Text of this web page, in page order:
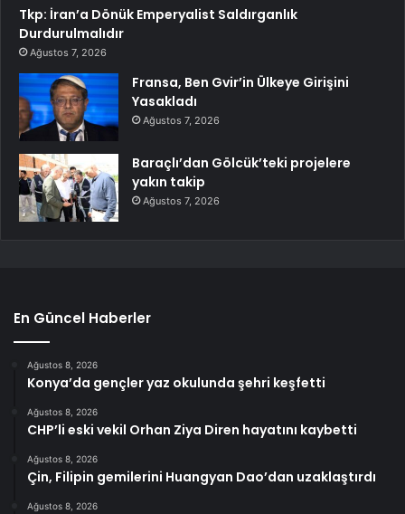
Tkp: İran’a Dönük Emperyalist Saldırganlık
Durdurulmalıdır
Ağustos 7, 2026
Fransa, Ben Gvir’in Ülkeye Girişini
Yasakladı
Ağustos 7, 2026
Baraçlı’dan Gölcük’teki projelere
yakın takip
Ağustos 7, 2026
En Güncel Haberler
Ağustos 8, 2026
Konya’da gençler yaz okulunda şehri keşfetti
Ağustos 8, 2026
CHP’li eski vekil Orhan Ziya Diren hayatını kaybetti
Ağustos 8, 2026
Çin, Filipin gemilerini Huangyan Dao’dan uzaklaştırdı
Ağustos 8, 2026